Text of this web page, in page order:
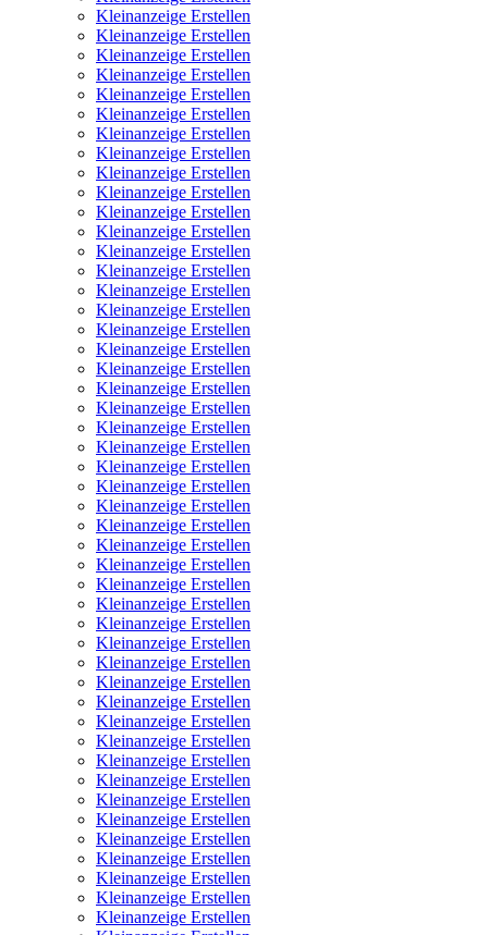
Kleinanzeige Erstellen
Kleinanzeige Erstellen
Kleinanzeige Erstellen
Kleinanzeige Erstellen
Kleinanzeige Erstellen
Kleinanzeige Erstellen
Kleinanzeige Erstellen
Kleinanzeige Erstellen
Kleinanzeige Erstellen
Kleinanzeige Erstellen
Kleinanzeige Erstellen
Kleinanzeige Erstellen
Kleinanzeige Erstellen
Kleinanzeige Erstellen
Kleinanzeige Erstellen
Kleinanzeige Erstellen
Kleinanzeige Erstellen
Kleinanzeige Erstellen
Kleinanzeige Erstellen
Kleinanzeige Erstellen
Kleinanzeige Erstellen
Kleinanzeige Erstellen
Kleinanzeige Erstellen
Kleinanzeige Erstellen
Kleinanzeige Erstellen
Kleinanzeige Erstellen
Kleinanzeige Erstellen
Kleinanzeige Erstellen
Kleinanzeige Erstellen
Kleinanzeige Erstellen
Kleinanzeige Erstellen
Kleinanzeige Erstellen
Kleinanzeige Erstellen
Kleinanzeige Erstellen
Kleinanzeige Erstellen
Kleinanzeige Erstellen
Kleinanzeige Erstellen
Kleinanzeige Erstellen
Kleinanzeige Erstellen
Kleinanzeige Erstellen
Kleinanzeige Erstellen
Kleinanzeige Erstellen
Kleinanzeige Erstellen
Kleinanzeige Erstellen
Kleinanzeige Erstellen
Kleinanzeige Erstellen
Kleinanzeige Erstellen